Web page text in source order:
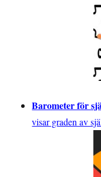
Barometer för
visar graden av